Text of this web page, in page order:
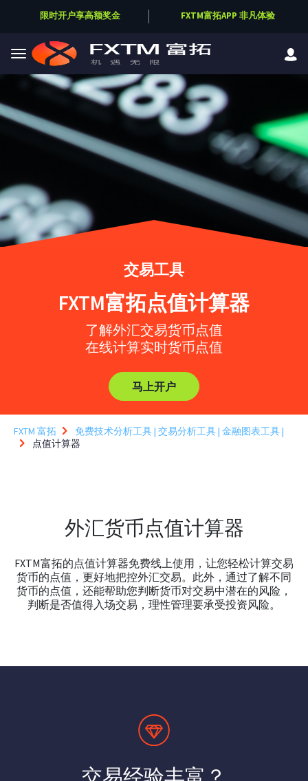
限时开户享高额奖金 FXTM富拓APP 非凡体验
Skip to main content
交易工具
FXTM富拓点值计算器
了解外汇交易货币点值
在线计算实时货币点值
马上开户
FXTM 富拓
免费技术分析工具 | 交易分析工具 | 金融图表工具 |
点值计算器
外汇货币点值计算器
FXTM富拓的点值计算器免费线上使用，让您轻松计算交易
货币的点值，更好地把控外汇交易。此外，通过了解不同
货币的点值，还能帮助您判断货币对交易中潜在的风险，
判断是否值得入场交易，理性管理要承受投资风险。